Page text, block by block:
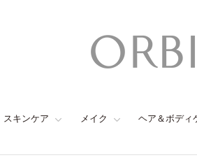
スキンケア メイク ヘア＆ボディ